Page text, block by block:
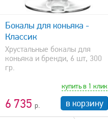
Бокалы для коньяка -
Классик
Хрустальные бокалы для
коньяка и бренди, 6 шт, 300
гр.
6 735
купить в 1 клик
в корзину
быстрый просмотр